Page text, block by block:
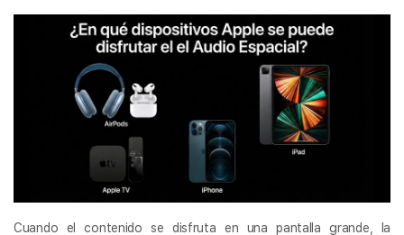
Cuando el contenido se disfruta en una pantalla grande, la